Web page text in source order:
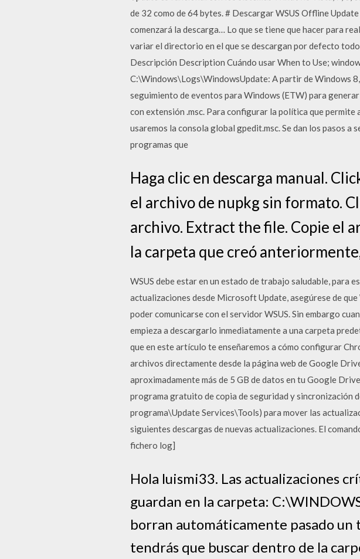
de 32 como de 64 bytes. # Descargar WSUS Offline
comenzará la descarga… Lo que se tiene que hacer para
variar el directorio en el que se descargan por defecto
Descripción Description Cuándo usar When to Use;
C:\Windows\Logs\WindowsUpdate: A partir de Windows
seguimiento de eventos para Windows (ETW) para
con extensión .msc. Para configurar la política que
usaremos la consola global gpedit.msc. Se dan los pasos a
programas que
Haga clic en descarga manual.
el archivo de nupkg sin formato.
archivo. Extract the file. Copie el
la carpeta que creó
WSUS debe estar en un estado de trabajo saludable, para
actualizaciones desde Microsoft Update, asegúrese de
poder comunicarse con el servidor WSUS. Sin embargo
empieza a descargarlo inmediatamente a una carpeta
que en este artículo te enseñaremos a cómo configurar
archivos directamente desde la página web de Google
aproximadamente más de 5 GB de datos en tu Google
programa gratuito de copia de seguridad y sincronización
programa\Update Services\Tools) para mover las
siguientes descargas de nuevas actualizaciones. El
fichero log]
Hola luismi33. Las actualizaciones
guardan en la carpeta:
borran automáticamente pasado un
tendrás que buscar dentro de la